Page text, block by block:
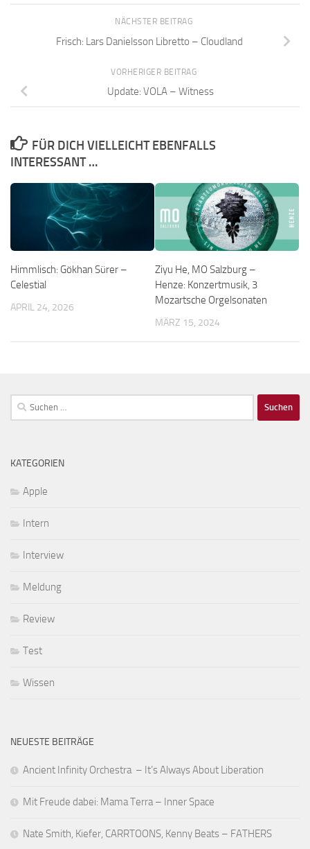
NÄCHSTER BEITRAG
Frisch: Lars Danielsson Libretto – Cloudland
VORHERIGER BEITRAG
Update: VOLA – Witness
FÜR DICH VIELLEICHT EBENFALLS
INTERESSANT …
Himmlisch: Gökhan Sürer –
Celestial
APRIL 24, 2026
Ziyu He, MO Salzburg –
Henze: Konzertmusik, 3
Mozartsche Orgelsonaten
MÄRZ 15, 2024
Suchen
nach:
KATEGORIEN
Apple
Intern
Interview
Meldung
Review
Test
Wissen
NEUESTE BEITRÄGE
Ancient Infinity Orchestra – It’s Always About Liberation
Mit Freude dabei: Mama Terra – Inner Space
Nate Smith, Kiefer, CARRTOONS, Kenny Beats – FATHERS